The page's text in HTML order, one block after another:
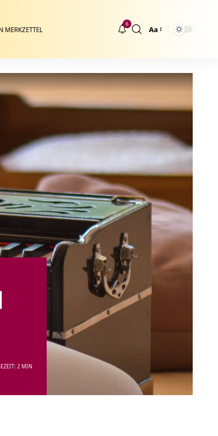
MERKZETTEL
6
Größenänderung
Aa
2 MIN